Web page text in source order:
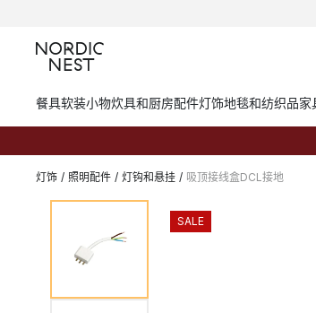
餐具软装小物炊具和厨房配件灯饰地毯和纺织品家
灯饰 / 照明配件 / 灯钩和悬挂 / 吸顶接线盒DCL接地
SALE